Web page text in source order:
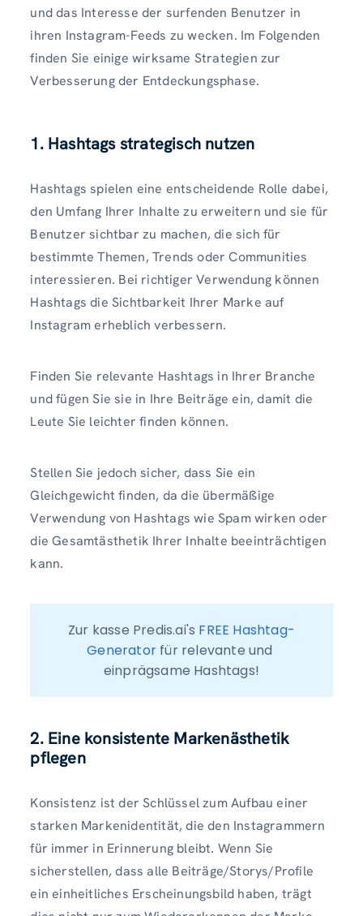
und das Interesse der surfenden Benutzer in
ihren Instagram-Feeds zu wecken. Im Folgenden
finden Sie einige wirksame Strategien zur
Verbesserung der Entdeckungsphase.
1. Hashtags strategisch nutzen
Hashtags spielen eine entscheidende Rolle dabei,
den Umfang Ihrer Inhalte zu erweitern und sie für
Benutzer sichtbar zu machen, die sich für
bestimmte Themen, Trends oder Communities
interessieren. Bei richtiger Verwendung können
Hashtags die Sichtbarkeit Ihrer Marke auf
Instagram erheblich verbessern.
Finden Sie relevante Hashtags in Ihrer Branche
und fügen Sie sie in Ihre Beiträge ein, damit die
Leute Sie leichter finden können.
Stellen Sie jedoch sicher, dass Sie ein
Gleichgewicht finden, da die übermäßige
Verwendung von Hashtags wie Spam wirken oder
die Gesamtästhetik Ihrer Inhalte beeinträchtigen
kann.
Zur kasse Predis.ai's FREE Hashtag-
Generator für relevante und
einprägsame Hashtags!
2. Eine konsistente Markenästhetik
pflegen
Konsistenz ist der Schlüssel zum Aufbau einer
starken Markenidentität, die den Instagrammern
für immer in Erinnerung bleibt. Wenn Sie
sicherstellen, dass alle Beiträge/Storys/Profile
ein einheitliches Erscheinungsbild haben, trägt